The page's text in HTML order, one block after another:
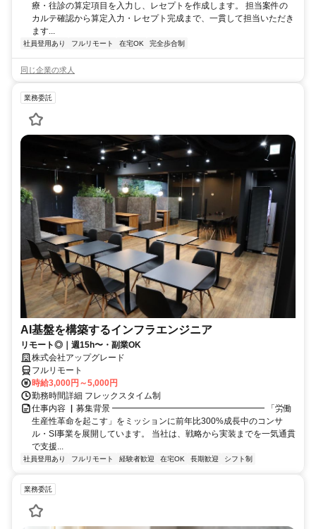
療・往診の算定項目を入力し、レセプトを作成します。 担当案件の
カルテ確認から算定入力・レセプト完成まで、一貫して担当いただき
ます...
社員登用あり フルリモート 在宅OK 完全歩合制
同じ企業の求人
業務委託
AI基盤を構築するインフラエンジニア
リモート◎｜週15h〜・副業OK
株式会社アップグレード
フルリモート
時給3,000円～5,000円
勤務時間詳細 フレックスタイム制
仕事内容 ▏募集背景 ━━━━━━━━━━━━━━━━━━ 「労働
生産性革命を起こす」をミッションに前年比300%成長中のコンサ
ル・SI事業を展開しています。 当社は、戦略から実装までを一気通貫
で支援...
社員登用あり フルリモート 経験者歓迎 在宅OK 長期歓迎 シフト制
業務委託